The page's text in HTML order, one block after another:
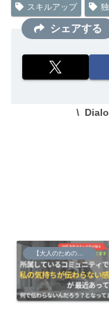
スキルアップ
シェアする
【大人のための】総合的な探究の時間